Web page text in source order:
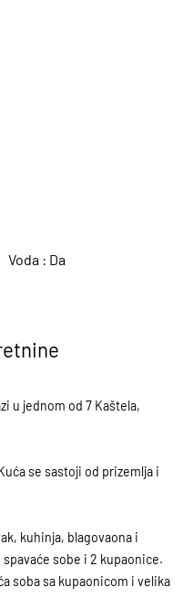
Voda : Da
u jednom od 7 Kaštela,
se sastoji od prizemlja i
kuhinja, blagovaona i
sobe i 2 kupaonice.
soba sa kupaonicom i velika